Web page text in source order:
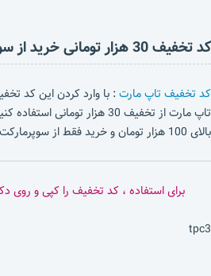
کد تخفیف 30 هزار تومانی خرید از سوپرمارکت های تاپ مارت
کد تخفیف تاپ مارت: با وارد کردن این کد
تاپ مارت از تخفیف 30 هزار
بالای 100 هزار تومان و خرید فقط از سوپرمارکت‌های تاپ مارت هست.
برای استفاده ، کد تخفیف را کپی و روی
tpc3